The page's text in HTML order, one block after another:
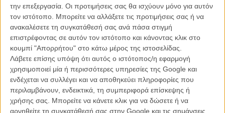
την επεξεργασία. Οι προτιμήσεις σας θα ισχύουν μόνο για αυτόν
τον ιστότοπο. Μπορείτε να αλλάξετε τις προτιμήσεις σας ή να
ανακαλέσετε τη συγκατάθεσή σας ανά πάσα στιγμή
επιστρέφοντας σε αυτόν τον ιστότοπο και κάνοντας κλικ στο
κουμπί "Απορρήτου" στο κάτω μέρος της ιστοσελίδας.
Λάβετε επίσης υπόψη ότι αυτός ο ιστότοπος/η εφαρμογή
χρησιμοποιεί μία ή περισσότερες υπηρεσίες της Google και
ενδέχεται να συλλέγει και να αποθηκεύει πληροφορίες που
περιλαμβάνουν, ενδεικτικά, τη συμπεριφορά επίσκεψης ή
χρήσης σας. Μπορείτε να κάνετε κλικ για να δώσετε ή να
αρνηθείτε τη συγκατάθεσή σας στην Google και τις σημάνσεις